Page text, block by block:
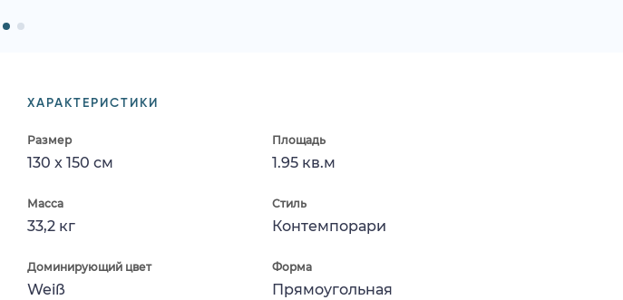
ХАРАКТЕРИСТИКИ
Размер
130 x 150 см
Площадь
1.95 кв.м
Масса
33,2 кг
Стиль
Контемпорари
Доминирующий цвет
Weiß
Форма
Прямоугольная